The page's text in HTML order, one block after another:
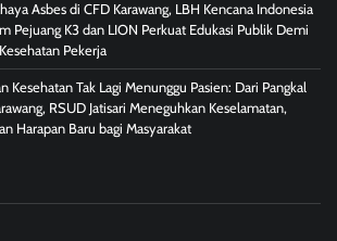
Asbes di CFD Karawang, LBH Kencana Indonesia
Pejuang K3 dan LION Perkuat Edukasi Publik Demi
Pekerja
Kesehatan Tak Lagi Menunggu Pasien: Dari Pangkal
RSUD Jatisari Meneguhkan Keselamatan,
Harapan Baru bagi Masyarakat